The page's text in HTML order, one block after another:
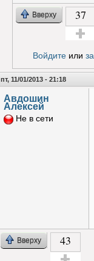
Вверху 37
Войдитеили
пт, 11/01/2013 - 21:18
Авдошин
Алексей
Не в сети
Вверху 43